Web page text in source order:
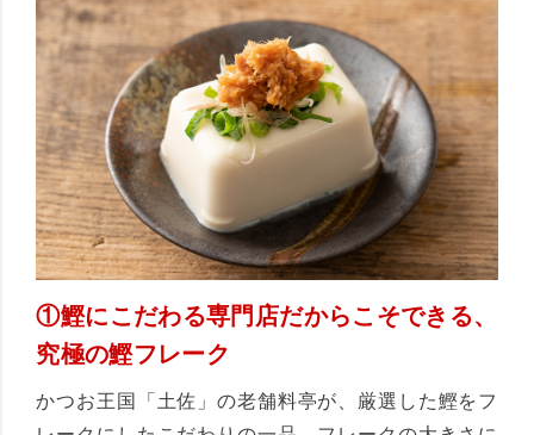
①鰹にこだわる専門店だからこそできる、
究極の鰹フレーク
かつお王国「土佐」の老舗料亭が、厳選した鰹をフ